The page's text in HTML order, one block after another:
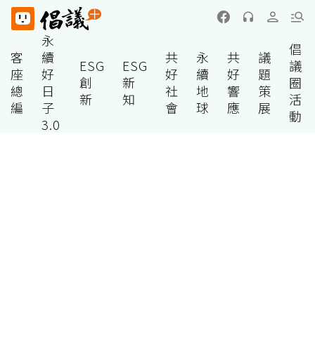
客
座
總
編
永
續
好
日
子
3.0
ESG
創
新
ESG
新
知
共
好
社
會
永
續
地
球
共
好
響
應
議
題
策
展
倡
議
圈
活
動